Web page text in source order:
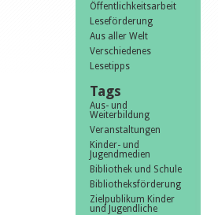
Öffentlichkeitsarbeit
Leseförderung
Aus aller Welt
Verschiedenes
Lesetipps
Tags
Aus- und
Weiterbildung
Veranstaltungen
Kinder- und
Jugendmedien
Bibliothek und Schule
Bibliotheksförderung
Zielpublikum Kinder
und Jugendliche